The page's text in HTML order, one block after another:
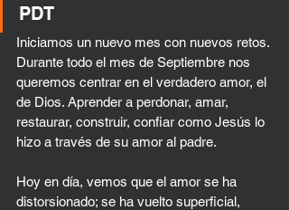
PDT
Iniciamos un nuevo mes con nuevos retos.
Durante todo el mes de Septiembre nos
queremos centrar en el verdadero amor, el
de Dios. Aprender a perdonar, amar,
restaurar, construir, confiar como Jesús lo
hizo a través de su amor al padre.
Hoy en día, vemos que el amor se ha
distorsionado; se ha vuelto superficial,